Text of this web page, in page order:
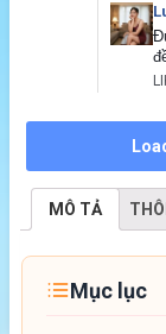
MÔ TẢ
Mục lục